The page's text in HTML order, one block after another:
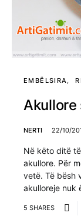
EMBËLSIRA
NERTI 22/10/
Në këto ditë
akullore. Për
vetë. Të bësh
akulloreje nuk
5 SHARES